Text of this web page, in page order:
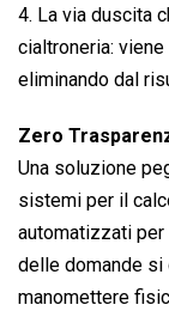
4. La via duscita
cialtroneria:
eliminando dal
Zero
Una soluzione
sistemi per il
automatizzati
delle domande
manomettere